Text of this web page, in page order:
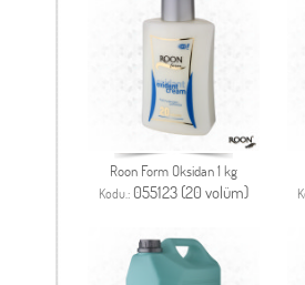
Roon Form Oksidan 1 kg
Kodu.:055123 (20 volüm)